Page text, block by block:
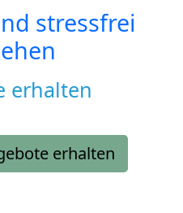
stressfrei
erhalten
erhalten